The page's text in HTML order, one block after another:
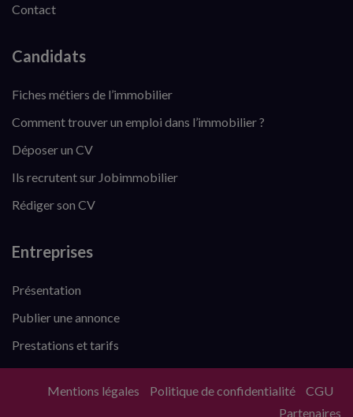
Contact
Candidats
Fiches métiers de l’immobilier
Comment trouver un emploi dans l’immobilier ?
Déposer un CV
Ils recrutent sur Jobimmobilier
Rédiger son CV
Entreprises
Présentation
Publier une annonce
Prestations et tarifs
Mentions légales Politique de confidentialité
CGU
Partenaires